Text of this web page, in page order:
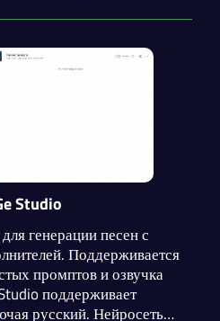
Studio
генерации песен с
Поддерживается
промптов и озвучка
поддерживает
русский. Нейросеть